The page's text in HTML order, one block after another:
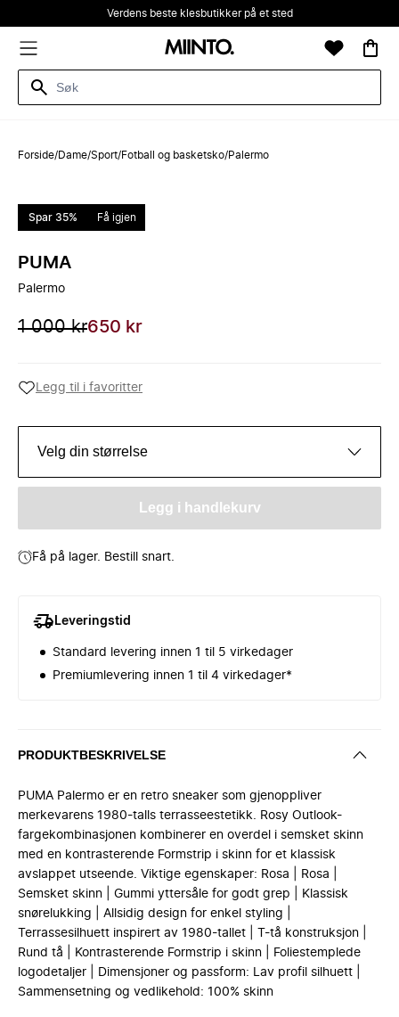
Verdens beste klesbutikker på et sted
Forside/Dame/Sport/Fotball og basketsko/Palermo
Spar 35% Få igjen
PUMA
Palermo
1 000 kr650 kr
Legg til i favoritter
Velg din størrelse
Legg i handlekurv
Få på lager. Bestill snart.
Leveringstid
Standard levering innen 1 til 5 virkedager
Premiumlevering innen 1 til 4 virkedager*
PRODUKTBESKRIVELSE
PUMA Palermo er en retro sneaker som gjenoppliver
merkevarens 1980-talls terrasseestetikk. Rosy Outlook-
fargekombinasjonen kombinerer en overdel i semsket skinn
med en kontrasterende Formstrip i skinn for et klassisk
avslappet utseende. Viktige egenskaper: Rosa | Rosa |
Semsket skinn | Gummi yttersåle for godt grep | Klassisk
snørelukking | Allsidig design for enkel styling |
Terrassesilhuett inspirert av 1980-tallet | T-tå konstruksjon |
Rund tå | Kontrasterende Formstrip i skinn | Foliestemplede
logodetaljer | Dimensjoner og passform: Lav profil silhuett |
Sammensetning og vedlikehold: 100% skinn